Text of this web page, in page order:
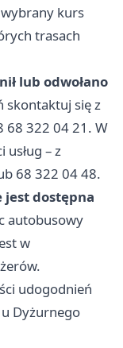
kurs
trasach
lub odwołano
skontaktuj się z
68 322 04 21. W
– z
68 322 04 48.
jest dostępna
autobusowy
w
udogodnień
Dyżurnego